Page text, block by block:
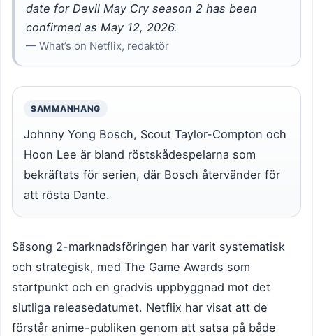
date for Devil May Cry season 2 has been
confirmed as May 12, 2026.
— What’s on Netflix, redaktör
SAMMANHANG
Johnny Yong Bosch, Scout Taylor-Compton och
Hoon Lee är bland röstskådespelarna som
bekräftats för serien, där Bosch återvänder för
att rösta Dante.
Säsong 2-marknadsföringen har varit systematisk
och strategisk, med The Game Awards som
startpunkt och en gradvis uppbyggnad mot det
slutliga releasedatumet. Netflix har visat att de
förstår anime-publiken genom att satsa på både